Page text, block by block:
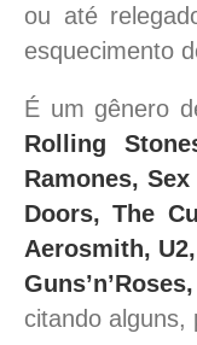
ou até
esquecimento
É um gênero
Rolling
Ramones,
Doors, The
Aerosmith,
citando alguns,